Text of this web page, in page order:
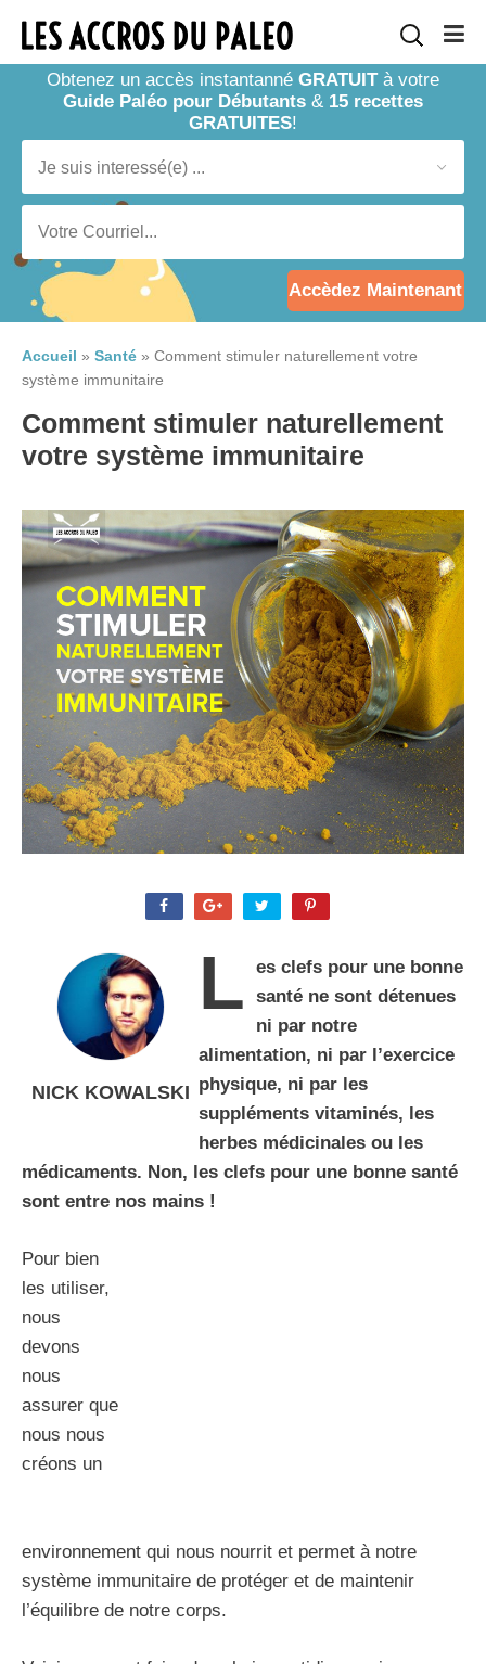
Obtenez un accès instantanné GRATUITà votre
Guide Paléo pour Débutants & 15 recettes
GRATUITES!
Accèdez Maintenant
Accueil » Santé » Comment stimuler naturellement votre
système immunitaire
Comment stimuler naturellement
votre système immunitaire
NICK KOWALSKI
L
es clefs pour une bonne
santé ne sont détenues
ni par notre
alimentation, ni par l’exercice
physique, ni par les
suppléments vitaminés, les
herbes médicinales ou les
médicaments. Non, les clefs pour une bonne santé
sont entre nos mains !
Pour bien
les utiliser,
nous
devons
nous
assurer que
nous nous
créons un
environnement qui nous nourrit et permet à notre
système immunitaire de protéger et de maintenir
l’équilibre de notre corps.